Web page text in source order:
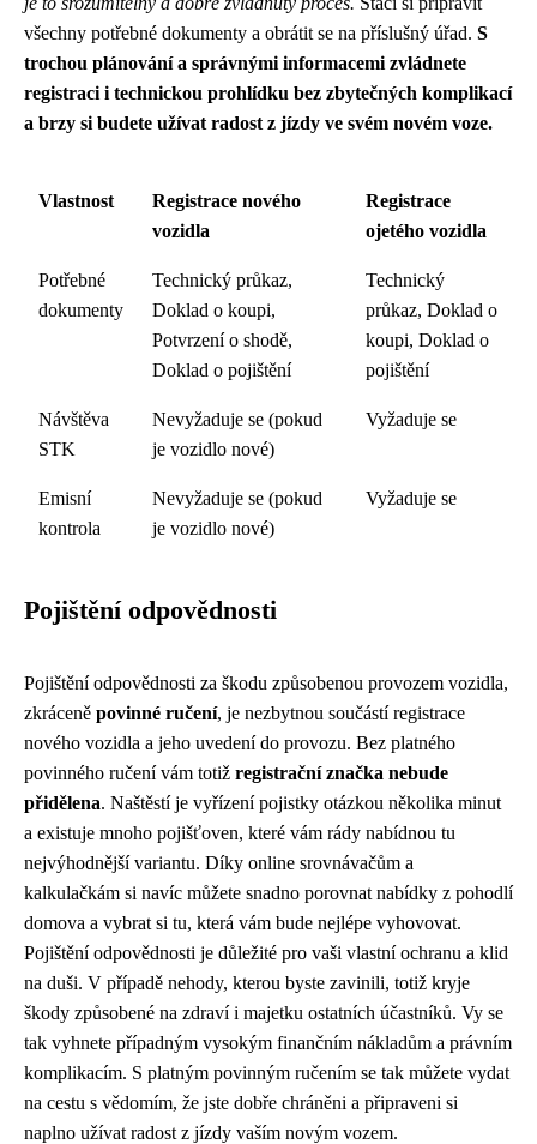
všechny potřebné dokumenty a obrátit se na příslušný úřad. S
trochou plánování a správnými informacemi zvládnete
registraci i technickou prohlídku bez zbytečných komplikací
a brzy si budete užívat radost z jízdy ve svém novém voze.
Vlastnost
Registrace nového
vozidla
Registrace
ojetého vozidla
Potřebné
dokumenty
Technický průkaz,
Doklad o koupi,
Potvrzení o shodě,
Doklad o pojištění
Technický
průkaz, Doklad o
koupi, Doklad o
pojištění
Návštěva
STK
Nevyžaduje se (pokud
je vozidlo nové)
Vyžaduje se
Emisní
kontrola
Nevyžaduje se (pokud
je vozidlo nové)
Vyžaduje se
Pojištění odpovědnosti
Pojištění odpovědnosti za škodu způsobenou provozem vozidla,
zkráceně povinné ručení, je nezbytnou součástí registrace
nového vozidla a jeho uvedení do provozu. Bez platného
povinného ručení vám totiž registrační značka nebude
přidělena. Naštěstí je vyřízení pojistky otázkou několika minut
a existuje mnoho pojišťoven, které vám rády nabídnou tu
nejvýhodnější variantu. Díky online srovnávačům a
kalkulačkám si navíc můžete snadno porovnat nabídky z pohodlí
domova a vybrat si tu, která vám bude nejlépe vyhovovat.
Pojištění odpovědnosti je důležité pro vaši vlastní ochranu a klid
na duši. V případě nehody, kterou byste zavinili, totiž kryje
škody způsobené na zdraví i majetku ostatních účastníků. Vy se
tak vyhnete případným vysokým finančním nákladům a právním
komplikacím. S platným povinným ručením se tak můžete vydat
na cestu s vědomím, že jste dobře chráněni a připraveni si
naplno užívat radost z jízdy vaším novým vozem.